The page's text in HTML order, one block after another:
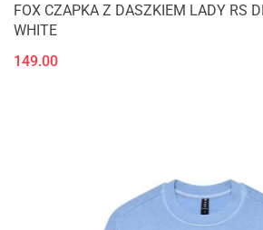
FOX CZAPKA Z DASZKIEM LADY RS
WHITE
149.00